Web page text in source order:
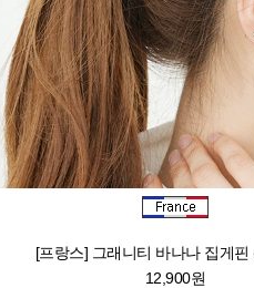
[프랑스] 그래니티 바나나 집게핀
12,900원